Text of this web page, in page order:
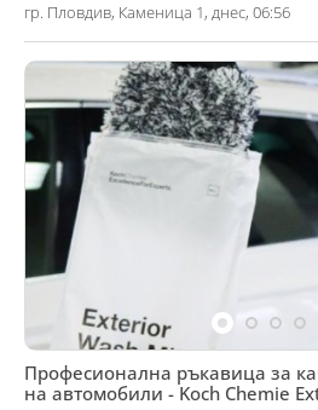
гр. Пловдив, Каменица 1, днес, 06:56
Професионална ръкавица за
на автомобили - Koch Chemie